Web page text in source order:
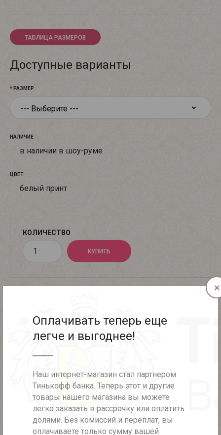
Оплачивать теперь еще
легче и выгоднее!
Наш интернет-магазин стал партнером
Тинькофф банка. Теперь этот и другие
товары нашего магазина вы можете
легко заказать в рассрочку или оплатить
долями. Без комиссий и переплат, вы
оплачиваете только сумму вашей
×
ТАБЛИЦА РАЗМЕРОВ
Доступные варианты
РАЗМЕР
НАЛИЧИЕ
в наличии в шоу-руме
ЦВЕТ
белый принт
КОЛИЧЕСТВО
помощьюТинькофф рассрочки или оплатить долями
Без переплат!
ВОЗНИКЛИ ВОПРОСЫ ИЛИ СЛОЖНОСТИ?
8 (812) 981-93-34